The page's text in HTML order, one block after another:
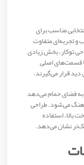
مناسب برای
تجربه‌ای متفاوت
توکار، بخش زیادی
قسمت‌های اصلی
قرار می‌گیرند.
فضای حمام می‌دهد
می‌شود. طراحی
بالا، استفاده
نشان می‌دهد.